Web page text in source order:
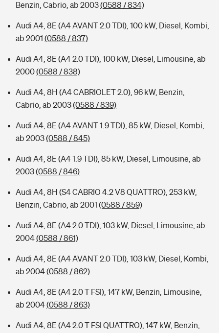
Benzin, Cabrio, ab 2003(0588 / 834)
Audi A4, 8E (A4 AVANT 2.0 TDI), 100 kW, Diesel, Kombi,
ab 2001 (0588 / 837)
Audi A4, 8E (A4 2.0 TDI), 100 kW, Diesel, Limousine, ab
2000(0588 / 838)
Audi A4, 8H (A4 CABRIOLET 2.0), 96 kW, Benzin,
Cabrio, ab 2003(0588 / 839)
Audi A4, 8E (A4 AVANT 1.9 TDI), 85 kW, Diesel, Kombi,
ab 2003(0588 / 845)
Audi A4, 8E (A4 1.9 TDI), 85 kW, Diesel, Limousine, ab
2003(0588 / 846)
Audi A4, 8H (S4 CABRIO 4.2 V8 QUATTRO), 253 kW,
Benzin, Cabrio, ab 2001 (0588 / 859)
Audi A4, 8E (A4 2.0 TDI), 103 kW, Diesel, Limousine, ab
2004(0588 / 861)
Audi A4, 8E (A4 AVANT 2.0 TDI), 103 kW, Diesel, Kombi,
ab 2004(0588 / 862)
Audi A4, 8E (A4 2.0 T FSI), 147 kW, Benzin, Limousine,
ab 2004(0588 / 863)
Audi A4, 8E (A4 2.0 T FSI QUATTRO), 147 kW, Benzin,